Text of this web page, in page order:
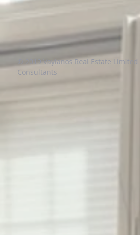
© 2019 Vayianos Real Estate Limited .
Consultants